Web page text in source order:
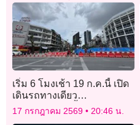
เริ่ม 6 โมงเช้า 19 ก.ค.นี้ เปิด
เดินรถทางเดียว
ถ.ประชาธิปก ตั้งแต่ “วงเวียน
ใหญ่-แยกบ้านแขก”
17 กรกฎาคม 2569 20:46 น.